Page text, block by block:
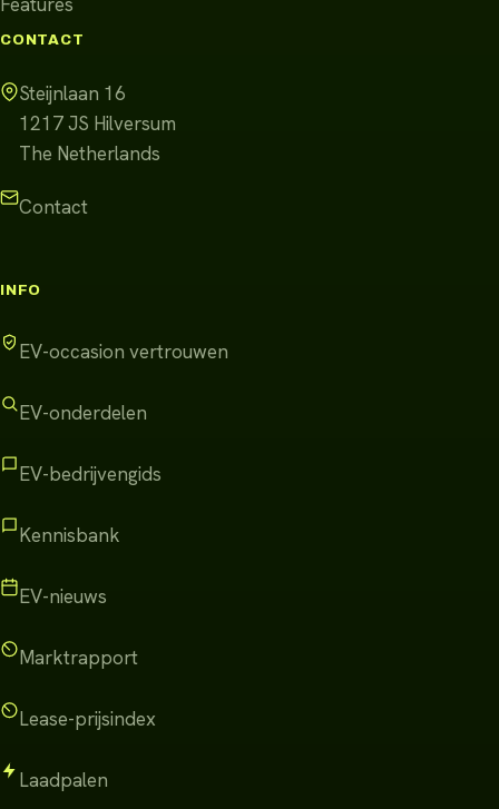
CONTACT
Steijnlaan 16
1217 JS Hilversum
The Netherlands
Contact
INFO
EV-occasion vertrouwen
EV-onderdelen
EV-bedrijvengids
Kennisbank
EV-nieuws
Marktrapport
Lease-prijsindex
Laadpalen